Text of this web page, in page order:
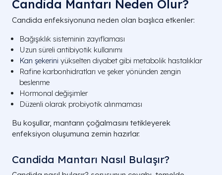
Candida Mantarı Neden Olur?
Candida enfeksiyonuna neden olan başlıca etkenler:
Bağışıklık sisteminin zayıflaması
Uzun süreli antibiyotik kullanımı
Kan şekerini yükselten diyabet gibi metabolik hastalıklar
Rafine karbonhidratları ve şeker yönünden zengin
beslenme
Hormonal değişimler
Düzenli olarak probiyotik alınmaması
Bu koşullar, mantarın çoğalmasını tetikleyerek
enfeksiyon oluşumuna zemin hazırlar.
Candida Mantarı Nasıl Bulaşır?